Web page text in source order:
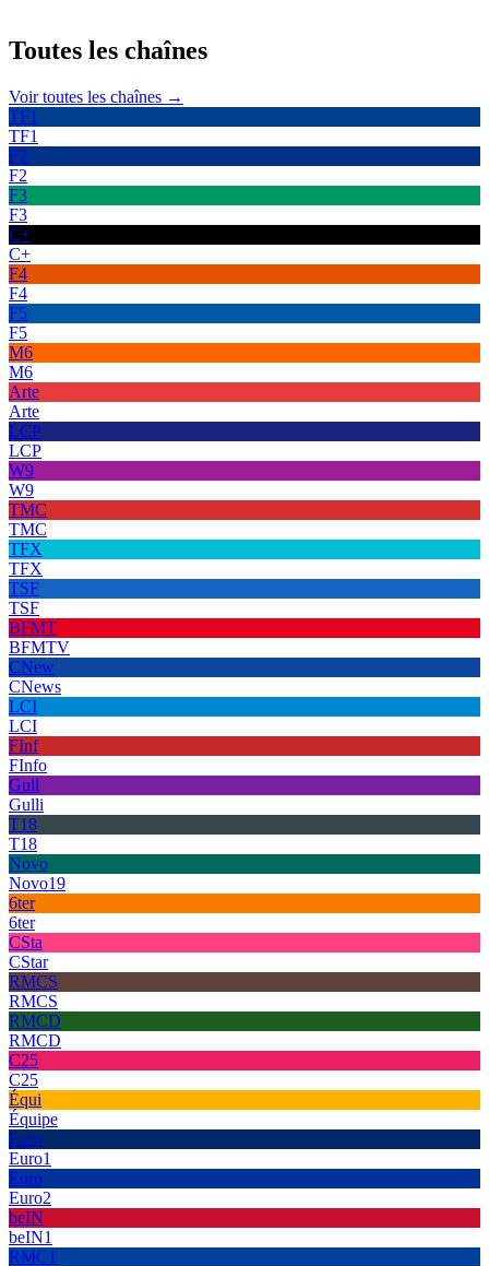
Toutes les chaînes
Voir toutes les chaînes →
TF1
TF1
F2
F2
F3
F3
C+
C+
F4
F4
F5
F5
M6
M6
Arte
Arte
LCP
LCP
W9
W9
TMC
TMC
TFX
TFX
TSF
TSF
BFMT
BFMTV
CNew
CNews
LCI
LCI
FInf
FInfo
Gull
Gulli
T18
T18
Novo
Novo19
6ter
6ter
CSta
CStar
RMCS
RMCS
RMCD
RMCD
C25
C25
Équi
Équipe
Euro
Euro1
Euro
Euro2
beIN
beIN1
RMC1